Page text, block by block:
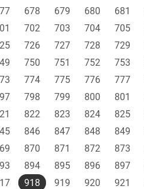
678 679 680 681
702 703 704 705
726 727 728 729
750 751 752 753
774 775 776 777
798 799 800 801
822 823 824 825
846 847 848 849
870 871 872 873
894 895 896 897
918 919 920 921